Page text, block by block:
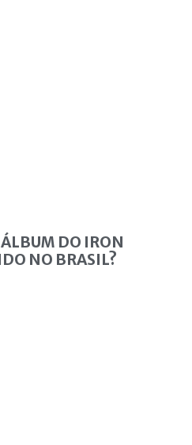
ÁLBUM DO IRON
NO BRASIL?